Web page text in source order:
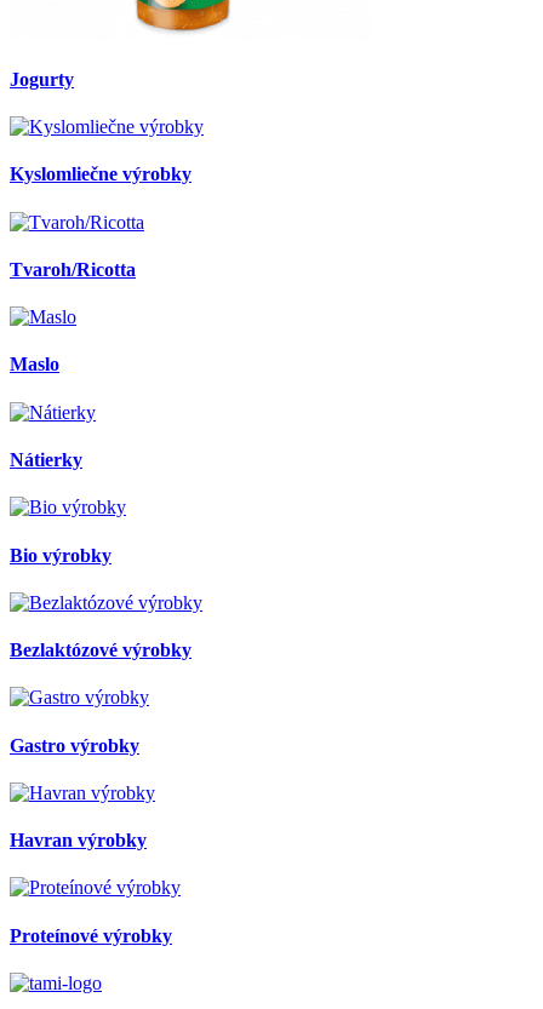
Jogurty
Kyslomliečne výrobky
Tvaroh/Ricotta
Maslo
Nátierky
Bio výrobky
Bezlaktózové výrobky
Gastro výrobky
Havran výrobky
Proteínové výrobky